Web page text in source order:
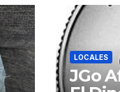
LOCALES
JGo